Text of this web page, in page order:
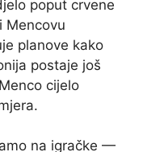
poput crvene
Mencovu
planove kako
postaje još
cijelo
na igračke —